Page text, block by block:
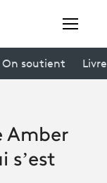
On soutient
Amber
s’est